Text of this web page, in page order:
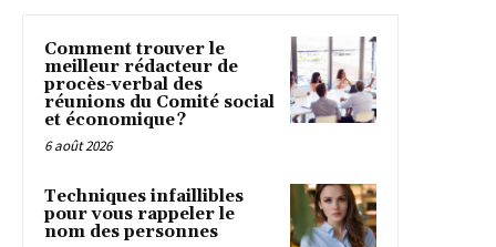
Comment trouver le
meilleur rédacteur de
procès-verbal des
réunions du Comité social
et économique ?
6 août 2026
Techniques infaillibles
pour vous rappeler le
nom des personnes